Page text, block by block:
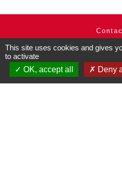
Commune
2 rue des
27130 Pullay -
+33 2 32
This site uses cookies and gives
to activate
OK, accept all
Deny